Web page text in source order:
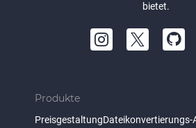
bietet.
Produkte
PreisgestaltungDateikonvertierungs-